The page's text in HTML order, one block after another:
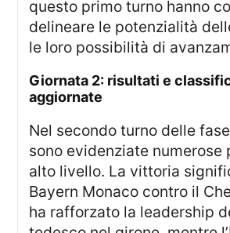
questo primo turno hanno
delineare le potenzialità
le loro possibilità di
giornata 2: risultati e classifiche
aggiornate
Nel secondo turno delle fase a gironi, si
sono evidenziate numerose
alto livello. La vittoria
Bayern Monaco contro il
ha rafforzato la leadership